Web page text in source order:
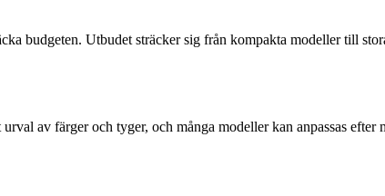
budgeten. Utbudet sträcker sig från kompakta modeller till
av färger och tyger, och många modeller kan anpassas efter